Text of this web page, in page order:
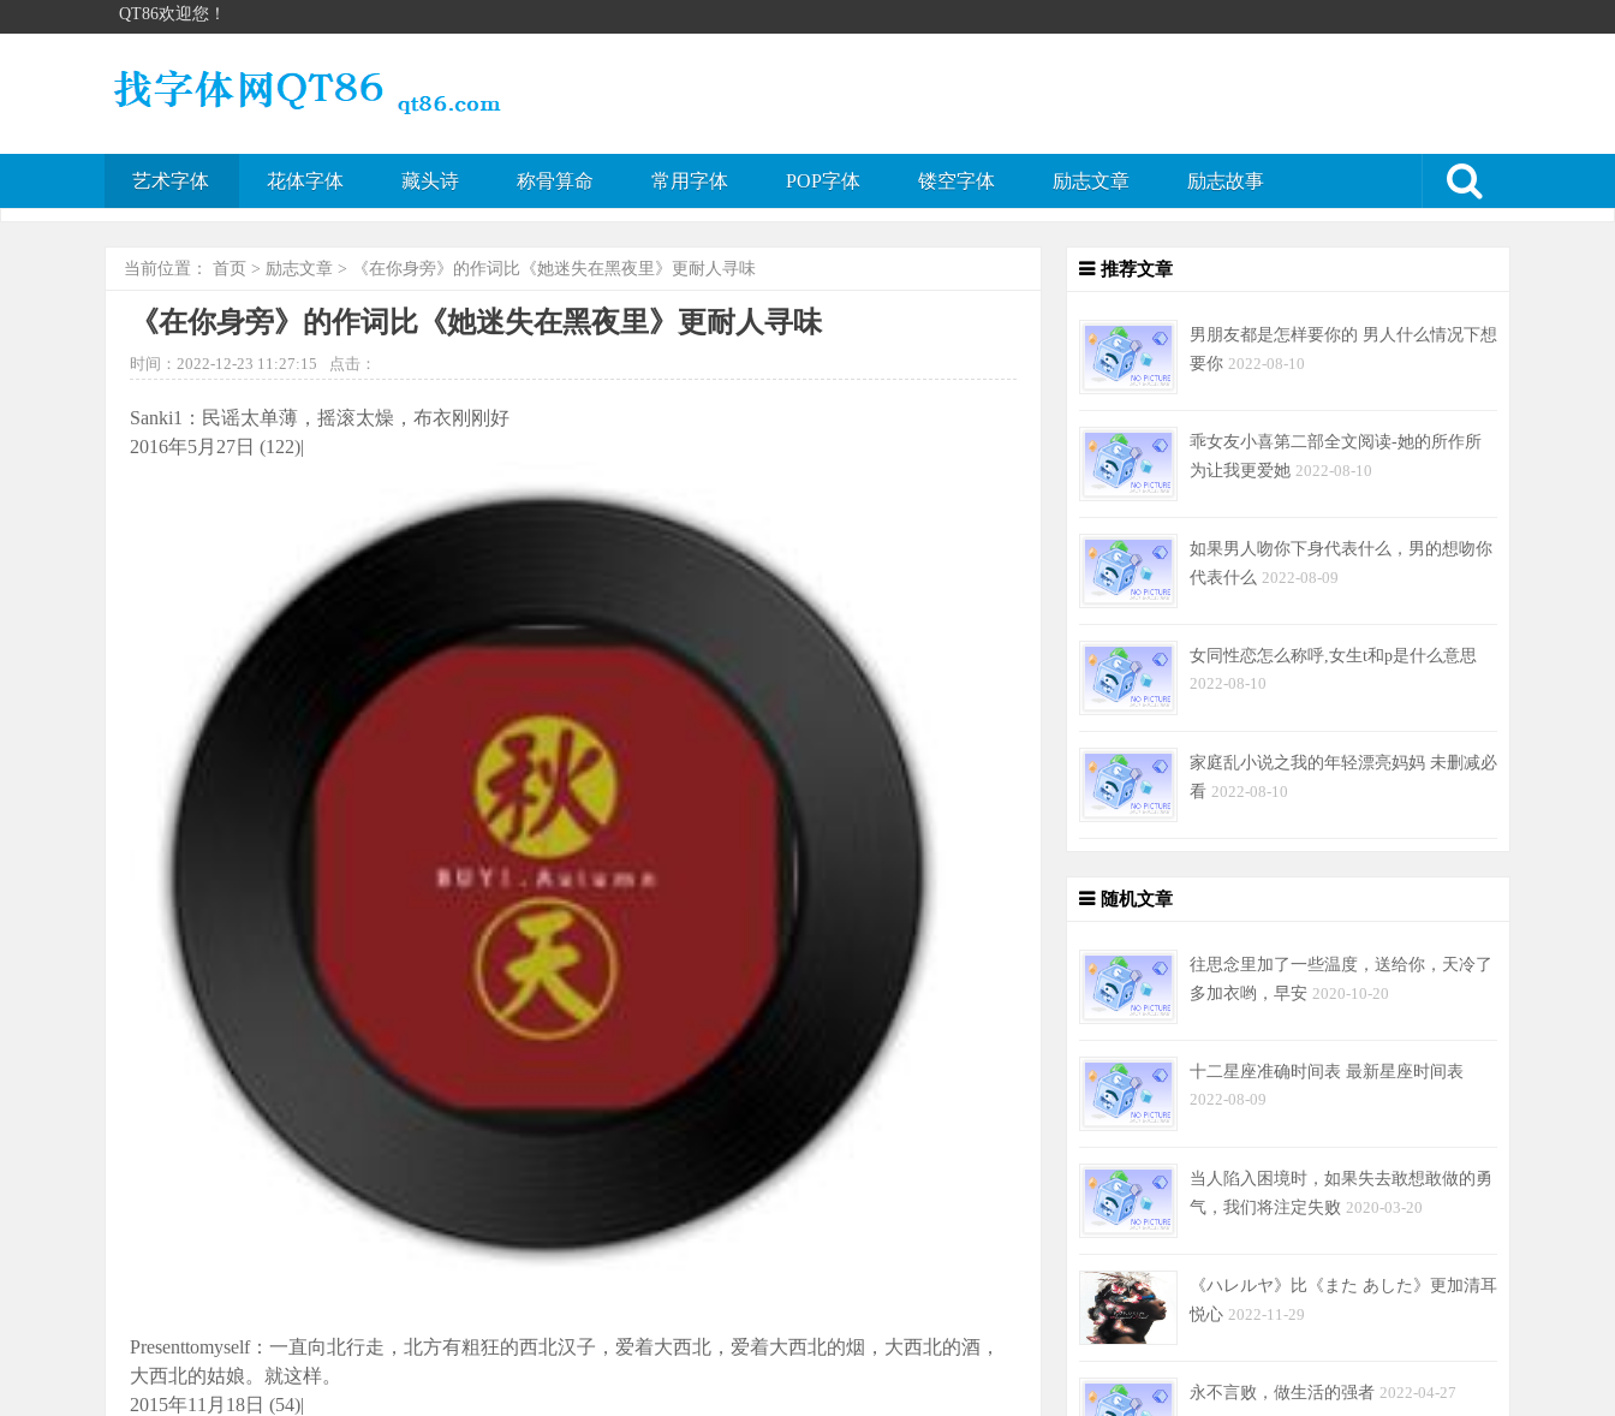
QT86欢迎您！
艺术字体 花体字体 藏头诗 称骨算命 常用字体 POP字体 镂空字体 励志文章 励志故事
当前位置： 首页 > 励志文章 > 《在你身旁》的作词比《她迷失在黑夜里》更耐人寻味
《在你身旁》的作词比《她迷失在黑夜里》更耐人寻味
时间：2022-12-23 11:27:15 点击：
Sanki1：民谣太单薄，摇滚太燥，布衣刚刚好
2016年5月27日 (122)|
Presenttomyself：一直向北行走，北方有粗狂的西北汉子，爱着大西北，爱着大西北的烟，大西北的酒，
大西北的姑娘。就这样。
2015年11月18日 (54)|
推荐文章
男朋友都是怎样要你的 男人什么情况下想
要你 2022-08-10
乖女友小喜第二部全文阅读-她的所作所
为让我更爱她 2022-08-10
如果男人吻你下身代表什么，男的想吻你
代表什么 2022-08-09
女同性恋怎么称呼,女生t和p是什么意思
2022-08-10
家庭乱小说之我的年轻漂亮妈妈 未删减必
看 2022-08-10
随机文章
往思念里加了一些温度，送给你，天冷了
多加衣哟，早安 2020-10-20
十二星座准确时间表 最新星座时间表
2022-08-09
当人陷入困境时，如果失去敢想敢做的勇
气，我们将注定失败 2020-03-20
《ハレルヤ》比《また あした》更加清耳
悦心 2022-11-29
永不言败，做生活的强者 2022-04-27